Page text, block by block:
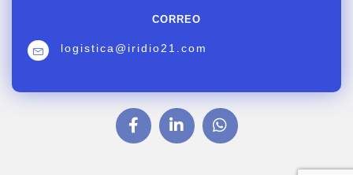
CORREO
logistica@iridio21.com